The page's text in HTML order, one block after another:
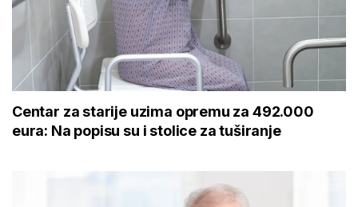
Centar za starije uzima opremu za 492.000
eura: Na popisu su i stolice za tuširanje